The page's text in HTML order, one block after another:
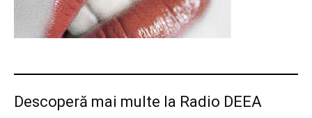
Descoperă mai multe la Radio DEEA